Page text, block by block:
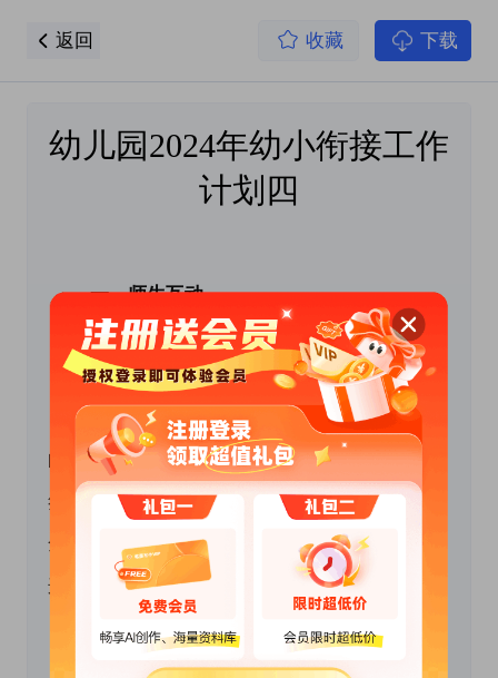
返回 收藏 下载
幼儿园2024年幼小衔接工作
计划四
一、师生互动。
(一)儿童上学的心理准备。
1、营造心理氛围。要注意为孩子营造良好
的心理氛围、和谐的师生关系和轻松愉快的学习
氛围，让孩子感受到自己生活在一个文明、安
全、和谐、快乐、充满爱和尊重的精神环境中，
这对孩子的发展起着重要的作用。
2、创造心理环境。教学环境是儿童非常重